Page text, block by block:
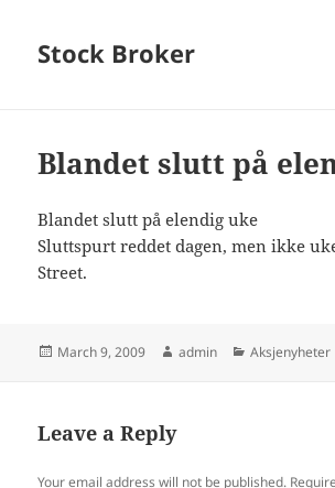
Stock Broker
Blandet slutt på
Blandet slutt på elendig uke
Sluttspurt reddet dagen, men ikke
Street.
Posted
March 9, 2009 Author
admin Categories
Aksjenyheter
Leave a Reply
Your email address will not be published.